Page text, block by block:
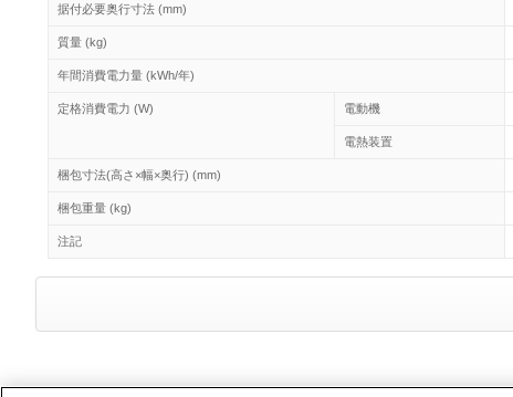
据付必要奥行寸法 (mm)
質量 (kg)
年間消費電力量 (kWh/年)
定格消費電力 (W) 電動機
電熱装置
梱包寸法(高さ×幅×奥行) (mm)
梱包重量 (kg)
注記